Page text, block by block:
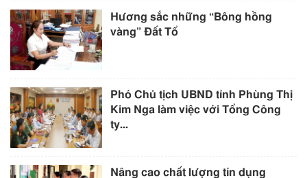
Hương sắc những “Bông hồng
vàng” Đất Tổ
Phó Chủ tịch UBND tỉnh Phùng Thị
Kim Nga làm việc với Tổng Công
ty...
Nâng cao chất lượng tín dụng